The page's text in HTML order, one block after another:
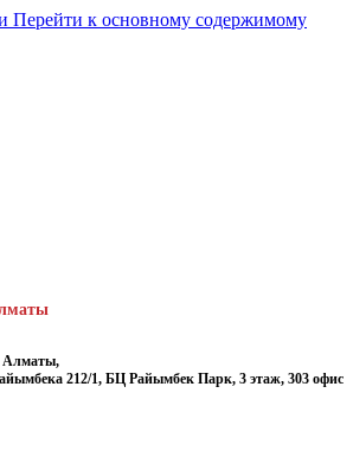
Перейти к основному содержимому
Алматы,
212/1, БЦ Райымбек Парк, 3 этаж, 303 офис